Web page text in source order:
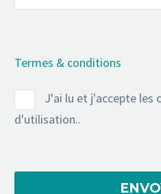
Termes & conditions
J'ai lu et j'accepte les
d'utilisation..